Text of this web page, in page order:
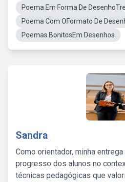
Poema Em Forma De
Poema Com OFormato De
Poemas BonitosEm Desenhos
Sandra
Como orientador, minha
progresso dos alunos no
técnicas pedagógicas que